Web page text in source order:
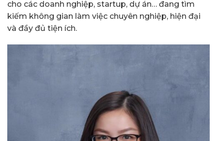
cho các doanh nghiệp, startup, dự án… đang tìm
kiếm không gian làm việc chuyên nghiệp, hiện đại
và đầy đủ tiện ích.